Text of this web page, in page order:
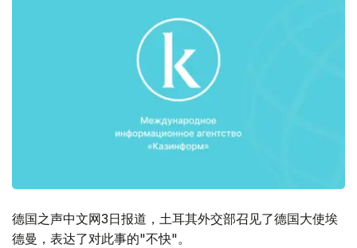
德国之声中文网3日报道，土耳其外交部召见了德国大使埃
德曼，表达了对此事的"不快"。